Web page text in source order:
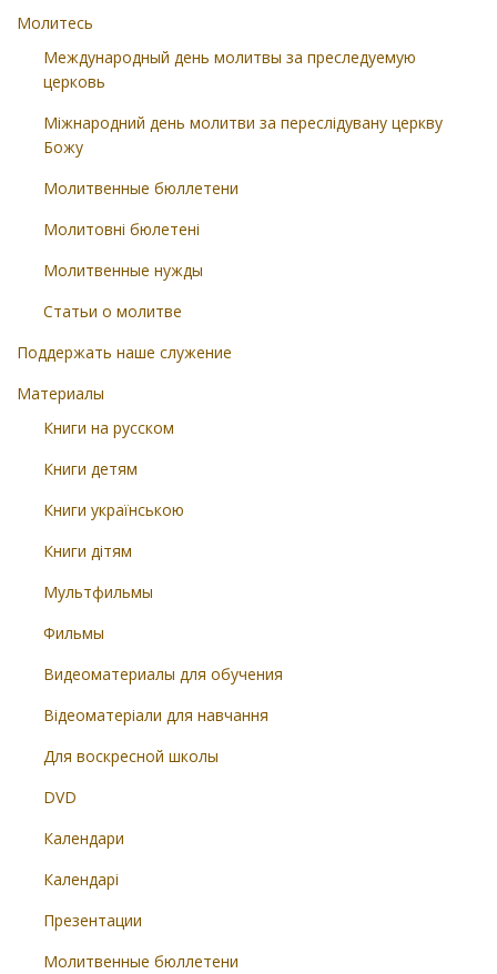
Молитесь
Международный день молитвы за преследуемую
церковь
Міжнародний день молитви за переслідувану церкву
Божу
Молитвенные бюллетени
Молитовні бюлетені
Молитвенные нужды
Статьи о молитве
Поддержать наше служение
Материалы
Книги на русском
Книги детям
Книги українською
Книги дітям
Мультфильмы
Фильмы
Видеоматериалы для обучения
Відеоматеріали для навчання
Для воскресной школы
DVD
Календари
Календарі
Презентации
Молитвенные бюллетени